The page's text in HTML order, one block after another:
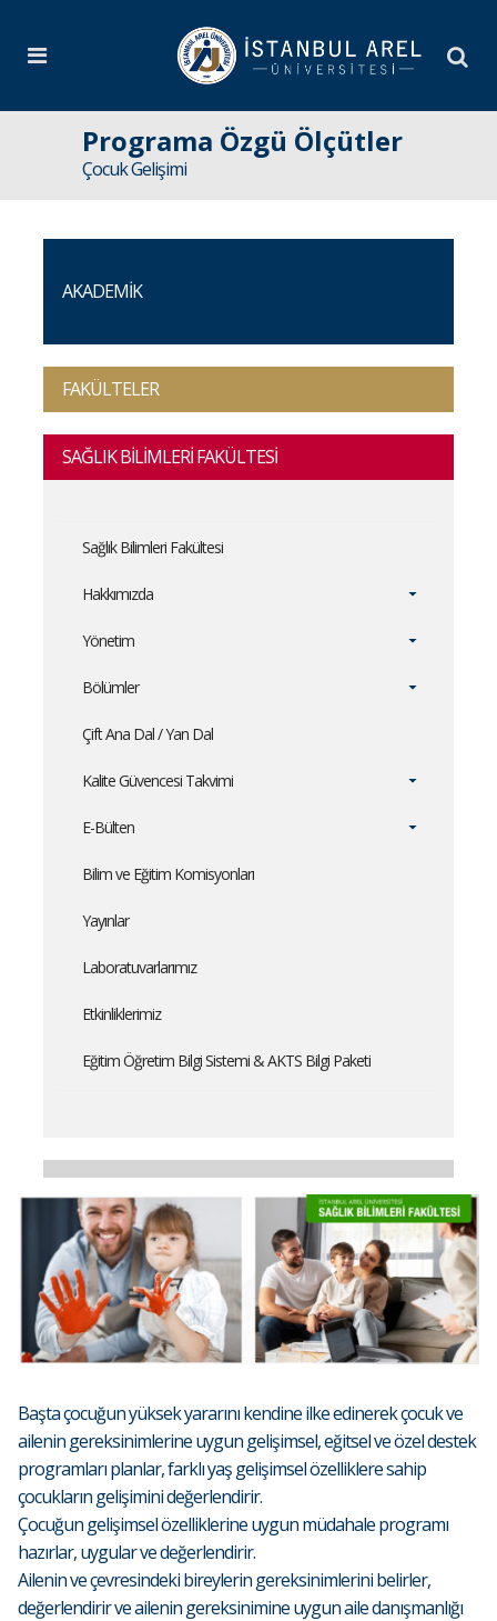
Programa Özgü Ölçütler
Çocuk Gelişimi
AKADEMİK
FAKÜLTELER
SAĞLIK BİLİMLERİ FAKÜLTESİ
Sağlık Bilimleri Fakültesi
Hakkımızda
Yönetim
Bölümler
Çift Ana Dal / Yan Dal
Kalite Güvencesi Takvimi
E-Bülten
Bilim ve Eğitim Komisyonları
Yayınlar
Laboratuvarlarımız
Etkinliklerimiz
Eğitim Öğretim Bilgi Sistemi & AKTS Bilgi Paketi
Başta çocuğun yüksek yararını kendine ilke edinerek çocuk ve
ailenin gereksinimlerine uygun gelişimsel, eğitsel ve özel destek
programları planlar, farklı yaş gelişimsel özelliklere sahip
çocukların gelişimini değerlendirir.
Çocuğun gelişimsel özelliklerine uygun müdahale programı
hazırlar, uygular ve değerlendirir.
Ailenin ve çevresindeki bireylerin gereksinimlerini belirler,
değerlendirir ve ailenin gereksinimine uygun aile danışmanlığı